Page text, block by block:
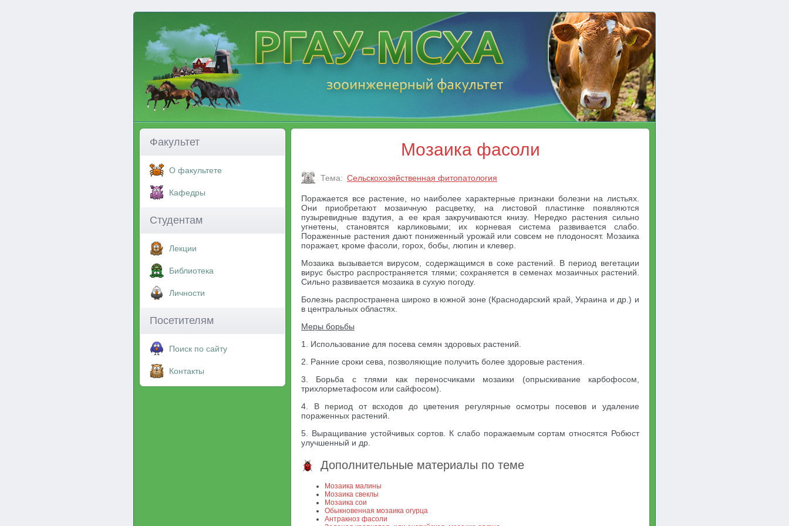
Факультет
О факультете
Кафедры
Студентам
Лекции
Библиотека
Личности
Посетителям
Поиск по сайту
Контакты
Мозаика фасоли
Тема: Сельскохозяйственная фитопатология
Поражается все растение, но наиболее характерные признаки болезни на листьях.
Они приобретают мозаичную расцветку, на листовой пластинке появляются
пузыревидные вздутия, а ее края закручиваются книзу. Нередко растения сильно
угнетены, становятся карликовыми; их корневая система развивается слабо.
Пораженные растения дают пониженный урожай или совсем не плодоносят. Мозаика
поражает, кроме фасоли, горох, бобы, люпин и клевер.
Мозаика вызывается вирусом, содержащимся в соке растений. В период вегетации
вирус быстро распространяется тлями; сохраняется в семенах мозаичных растений.
Сильно развивается мозаика в сухую погоду.
Болезнь распространена широко в южной зоне (Краснодарский край, Украина и др.) и
в центральных областях.
Меры борьбы
1. Использование для посева семян здоровых растений.
2. Ранние сроки сева, позволяющие получить более здоровые растения.
3. Борьба с тлями как переносчиками мозаики (опрыскивание карбофосом,
трихлорметафосом или сайфосом).
4. В период от всходов до цветения регулярные осмотры посевов и удаление
пораженных растений.
5. Выращивание устойчивых сортов. К слабо поражаемым сортам относятся Робюст
улучшенный и др.
Дополнительные материалы по теме
Мозаика малины
Мозаика свеклы
Мозаика сои
Обыкновенная мозаика огурца
Антракноз фасоли